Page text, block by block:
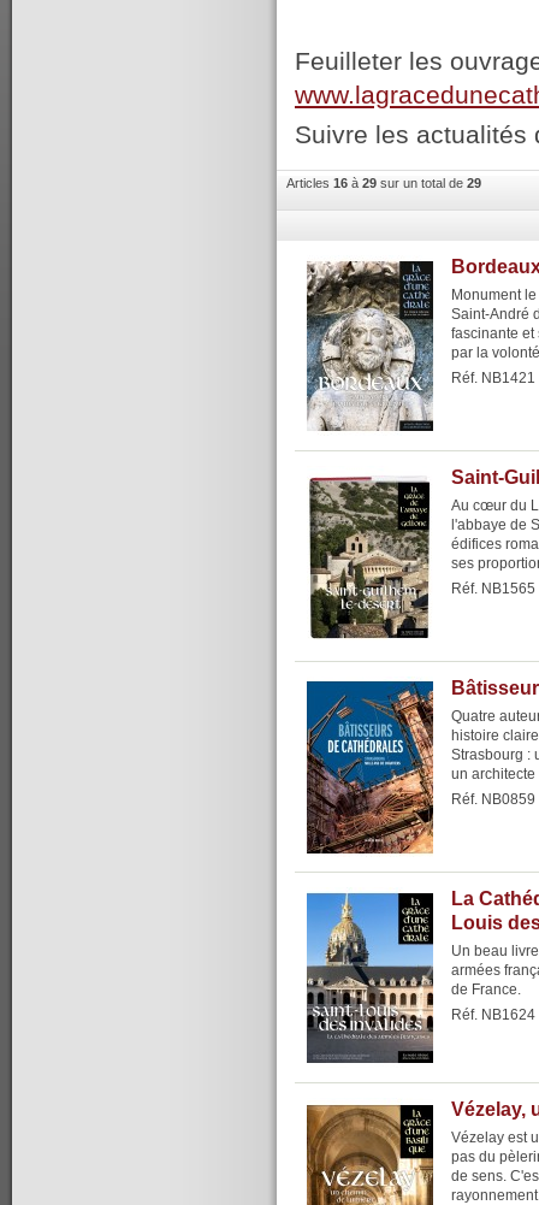
Feuilleter les
Suivre les
Articles 16 à 29 sur un total de 29
Monument
Saint-André
fascinante et
par la
Réf. NB1421
Saint-
Au cœur du
l'abbaye de
édifices
ses
Réf. NB1565
Quatre
histoire
Strasbourg :
un architecte
Réf. NB0859
La
Louis
Un beau
armées
de France.
Réf. NB1624
Vézelay,
Vézelay est
pas du
de sens.